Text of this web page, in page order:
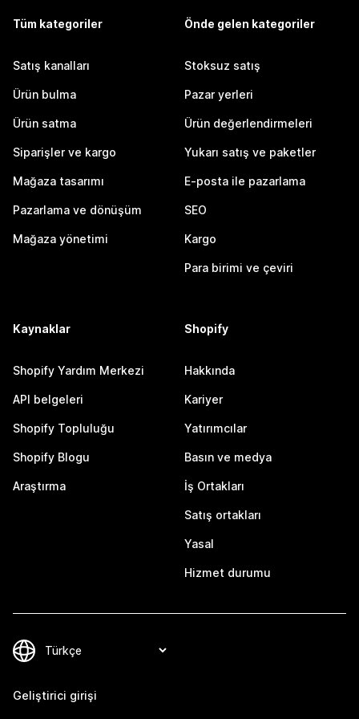
Tüm kategoriler
Satış kanalları
Ürün bulma
Ürün satma
Siparişler ve kargo
Mağaza tasarımı
Pazarlama ve dönüşüm
Mağaza yönetimi
Önde gelen kategoriler
Stoksuz satış
Pazar yerleri
Ürün değerlendirmeleri
Yukarı satış ve paketler
E-posta ile pazarlama
SEO
Kargo
Para birimi ve çeviri
Kaynaklar
Shopify Yardım Merkezi
API belgeleri
Shopify Topluluğu
Shopify Blogu
Araştırma
Shopify
Hakkında
Kariyer
Yatırımcılar
Basın ve medya
İş Ortakları
Satış ortakları
Yasal
Hizmet durumu
Geliştirici girişi